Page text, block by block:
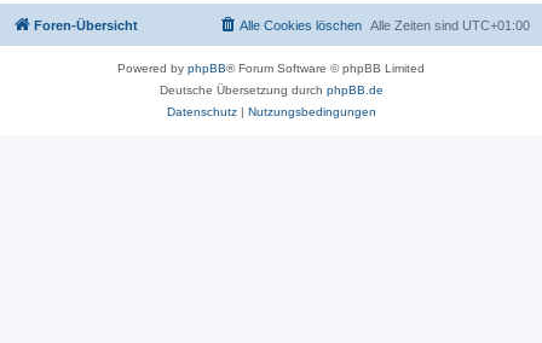
Foren-Übersicht Alle Zeiten sind UTC+01:00
Alle Cookies löschen
Powered by phpBB® Forum Software © phpBB Limited
Deutsche Übersetzung durch phpBB.de
Datenschutz| Nutzungsbedingungen